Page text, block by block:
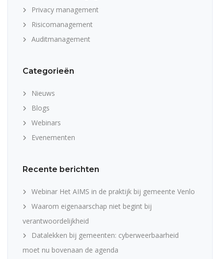
Privacy management
Risicomanagement
Auditmanagement
Categorieën
Nieuws
Blogs
Webinars
Evenementen
Recente berichten
Webinar Het AIMS in de praktijk bij gemeente Venlo
Waarom eigenaarschap niet begint bij
verantwoordelijkheid
Datalekken bij gemeenten: cyberweerbaarheid
moet nu bovenaan de agenda